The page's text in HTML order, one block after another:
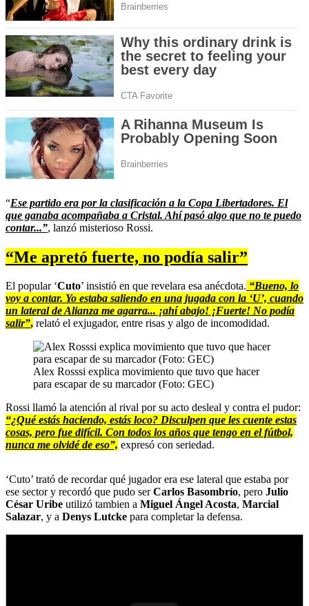
“Ese partido era por la clasificación a la Copa Libertadores. El
que ganaba acompañaba a Cristal. Ahí pasó algo que no te puedo
contar...”, lanzó misterioso Rossi.
“Me apretó fuerte, no podía salir”
El popular ‘Cuto’ insistió en que revelara esa anécdota. “Bueno, lo
voy a contar. Yo estaba saliendo en una jugada con la ‘U’, cuando
un lateral de Alianza me agarra... ¡ahí abajo! ¡Fuerte! No podía
salir”, relató el exjugador, entre risas y algo de incomodidad.
Alex Rosssi explica movimiento que tuvo que hacer
para escapar de su marcador (Foto: GEC)
Rossi llamó la atención al rival por su acto desleal y contra el pudor:
“¿Qué estás haciendo, estás loco? Disculpen que les cuente estas
cosas, pero fue difícil. Con todos los años que tengo en el fútbol,
nunca me olvidé de eso”, expresó con seriedad.
‘Cuto’ trató de recordar qué jugador era ese lateral que estaba por
ese sector y recordó que pudo serCarlos Basombrío, pero Julio
César Uribe utilizó tambien a Miguel Ángel Acosta, Marcial
Salazar, y a Denys Lutcke para completar la defensa.